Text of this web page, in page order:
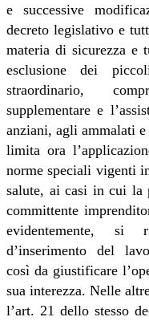
e successive
decreto legislativo e
materia di sicurezza e
esclusione dei
straordinario,
supplementare e
anziani, agli ammalati
limita ora
norme speciali vigenti
salute, ai casi in cui la
committente
evidentemente, si
d’inserimento del
così da giustificare
sua interezza. Nelle
l’art. 21 dello stesso